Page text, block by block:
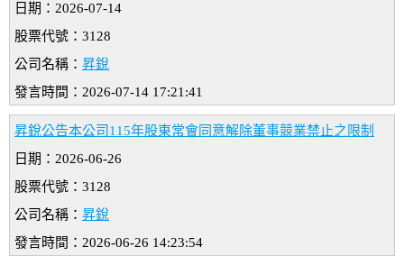
日期：2026-07-14
股票代號：3128
公司名稱： 昇銳
發言時間：2026-07-14 17:21:41
昇銳公告本公司115年股東常會同意解除董事競業禁止之限制
日期：2026-06-26
股票代號：3128
公司名稱： 昇銳
發言時間：2026-06-26 14:23:54